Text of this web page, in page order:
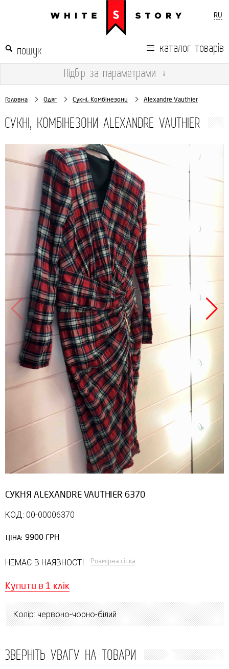
RU
каталог товарів
Підбір за параметрами ↓
Головна Одяг Сукні, Комбінезони Alexandre Vauthier
СУКНІ, КОМБІНЕЗОНИ ALEXANDRE VAUTHIER
Продано
СУКНЯ ALEXANDRE VAUTHIER 6370
КОД: 00-00006370
ЦІНА: 9900 ГРН
НЕМАЄ В НАЯВНОСТІ Розмірна сітка
Купити в 1 клік
Колір: червоно-чорно-білий
ЗВЕРНІТЬ УВАГУ НА ТОВАРИ